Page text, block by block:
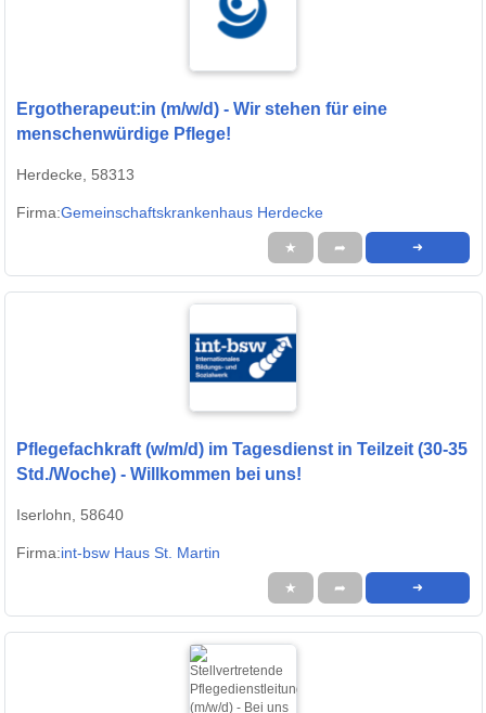
Ergotherapeut:in (m/w/d) - Wir stehen für eine
menschenwürdige Pflege!
Herdecke, 58313
Firma:Gemeinschaftskrankenhaus Herdecke
★ ➦ ➜
Pflegefachkraft (w/m/d) im Tagesdienst in Teilzeit (30-35
Std./Woche) - Willkommen bei uns!
Iserlohn, 58640
Firma:int-bsw Haus St. Martin
★ ➦ ➜